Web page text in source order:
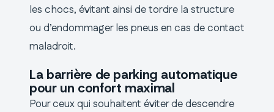
les chocs, évitant ainsi de tordre la structure
ou d’endommager les pneus en cas de contact
maladroit.
La barrière de parking automatique
pour un confort maximal
Pour ceux qui souhaitent éviter de descendre